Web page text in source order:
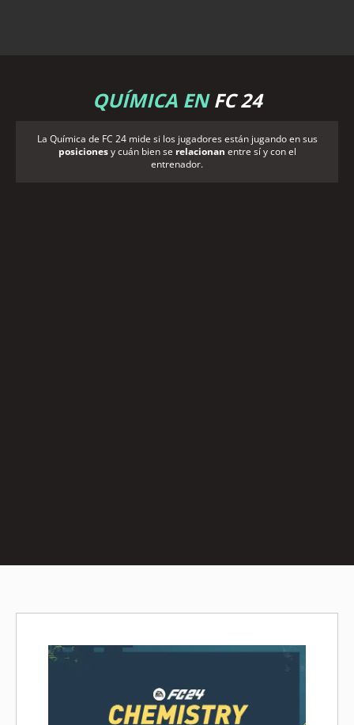
QUÍMICA ENFC 24
La Química de FC 24 mide si los jugadores están jugando en sus
posicionesy cuán bien se relacionan entre sí y con el
entrenador.